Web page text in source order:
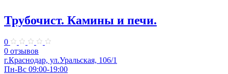
Трубочист. Камины и печи.
0
0 отзывов
г.Краснодар, ул.Уральская, 106/1
Пн-Вс 09:00-19:00